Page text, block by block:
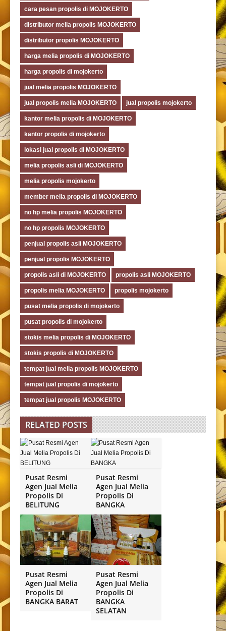
cara pesan propolis di MOJOKERTO
distributor melia propolis MOJOKERTO
distributor propolis MOJOKERTO
harga melia propolis di MOJOKERTO
harga propolis di mojokerto
jual melia propolis MOJOKERTO
jual propolis melia MOJOKERTO jual propolis mojokerto
kantor melia propolis di MOJOKERTO
kantor propolis di mojokerto
lokasi jual propolis di MOJOKERTO
melia propolis asli di MOJOKERTO
melia propolis mojokerto
member melia propolis di MOJOKERTO
no hp melia propolis MOJOKERTO
no hp propolis MOJOKERTO
penjual propolis asli MOJOKERTO
penjual propolis MOJOKERTO
propolis asli di MOJOKERTO propolis asli MOJOKERTO
propolis melia MOJOKERTO propolis mojokerto
pusat melia propolis di mojokerto
pusat propolis di mojokerto
stokis melia propolis di MOJOKERTO
stokis propolis di MOJOKERTO
tempat jual melia propolis MOJOKERTO
tempat jual propolis di mojokerto
tempat jual propolis MOJOKERTO
RELATED POSTS
Pusat Resmi
Agen Jual Melia
Propolis Di
BELITUNG
Pusat Resmi
Agen Jual Melia
Propolis Di
BANGKA
Pusat Resmi
Agen Jual Melia
Propolis Di
BANGKA BARAT
Pusat Resmi
Agen Jual Melia
Propolis Di
BANGKA
SELATAN